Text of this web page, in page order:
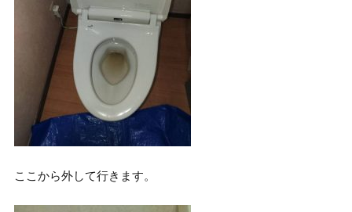
ここから外して行きます。